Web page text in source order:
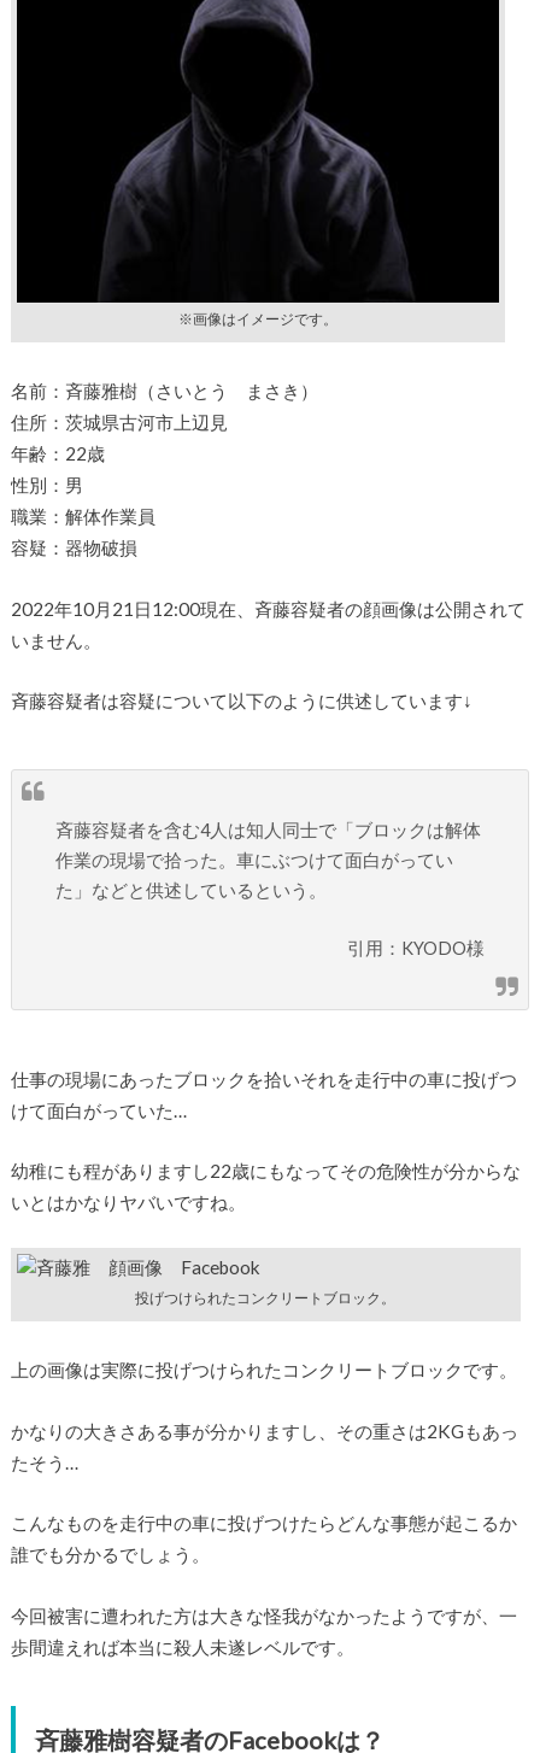
※画像はイメージです。
名前：斉藤雅樹（さいとう まさき）
住所：茨城県古河市上辺見
年齢：22歳
性別：男
職業：解体作業員
容疑：器物破損
2022年10月21日12:00現在、斉藤容疑者の顔画像は公開されて
いません。
斉藤容疑者は容疑について以下のように供述しています↓
斉藤容疑者を含む4人は知人同士で「ブロックは解体
作業の現場で拾った。車にぶつけて面白がってい
た」などと供述しているという。
引用：KYODO様
仕事の現場にあったブロックを拾いそれを走行中の車に投げつ
けて面白がっていた…
幼稚にも程がありますし22歳にもなってその危険性が分からな
いとはかなりヤバいですね。
投げつけられたコンクリートブロック。
上の画像は実際に投げつけられたコンクリートブロックです。
かなりの大きさある事が分かりますし、その重さは2KGもあっ
たそう…
こんなものを走行中の車に投げつけたらどんな事態が起こるか
誰でも分かるでしょう。
今回被害に遭われた方は大きな怪我がなかったようですが、一
歩間違えれば本当に殺人未遂レベルです。
斉藤雅樹容疑者のFacebookは？